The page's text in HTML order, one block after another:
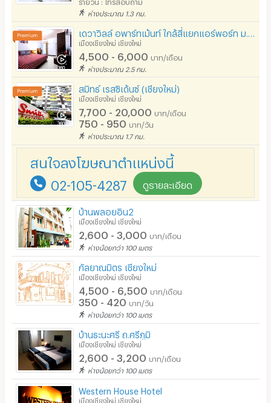
ที่จอดรถมอเตอร์ไซด์/จักรยาน
ลิฟต์
สระว่ายน้ำ
โรงยิม / ฟิตเนส
อินเทอร์เน็ตไร้สาย (WIFI) ในห้อง
มีระบบรักษาความปลอดภัย (สแกนลายนิ้วมือ)
รปภ.
ร้านขายอาหาร
ร้านค้า สะดวกซื้อ
ร้านซัก-รีด / มีบริการเครื่องซักผ้า
ร้านทำผม-เสริมสวย
สถานี charge รถไฟฟ้า
ห่างประมาณ 1.3 กม.
เมืองเชียงใหม่ เชียงใหม่
4,500 - 6,000 บาท/เดือน
ห่างประมาณ 2.5 กม.
สมิทธ์ เรสซิเด้นซ์ (เชียงใหม่)
เมืองเชียงใหม่ เชียงใหม่
7,700 - 20,000 บาท/เดือน
750 - 950 บาท/วัน
ห่างประมาณ 1.7 กม.
สนใจลงโฆษณาตำแหน่งนี้
02-105-4287 ดูรายละเอียด
บ้านพลอยอิน2
เมืองเชียงใหม่ เชียงใหม่
2,600 - 3,000 บาท/เดือน
ห่างน้อยกว่า 100 เมตร
กัลยาณมิตร เชียงใหม่
เมืองเชียงใหม่ เชียงใหม่
4,500 - 6,500 บาท/เดือน
350 - 420 บาท/วัน
ห่างน้อยกว่า 100 เมตร
บ้านธะนะศรี ถ.ศรีภูมิ
เมืองเชียงใหม่ เชียงใหม่
2,600 - 3,200 บาท/เดือน
ห่างน้อยกว่า 100 เมตร
Western House Hotel
เมืองเชียงใหม่ เชียงใหม่